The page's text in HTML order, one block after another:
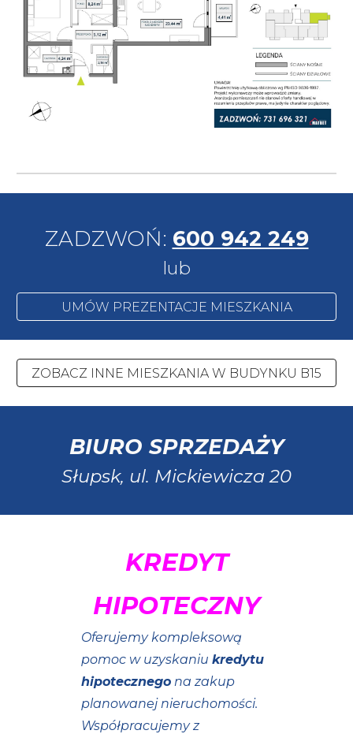
ZADZWOŃ: 600 942 249
lub
UMÓW PREZENTACJE MIESZKANIA
ZOBACZ INNE MIESZKANIA W BUDYNKU B15
BIURO SPRZEDAŻY
Słupsk, ul. Mickiewicza 20
KREDYT
HIPOTECZNY
Oferujemy kompleksową
pomoc w uzyskaniu kredytu
hipotecznegona zakup
planowanej nieruchomości.
Współpracujemy z